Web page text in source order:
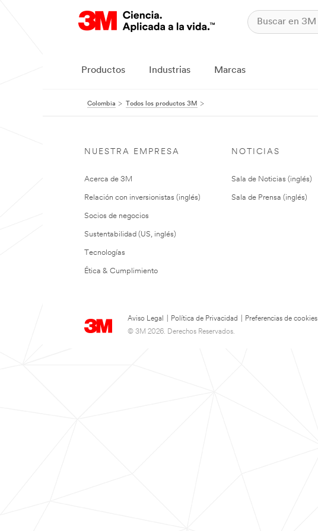
Productos Industrias Marcas
Colombia Todos los productos 3M
NUESTRA EMPRESA
Acerca de 3M
Relación con inversionistas (inglés)
Socios de negocios
Sustentabilidad (US, inglés)
Tecnologías
Ética & Cumplimiento
NOTICIAS
Sala de Noticias (inglés)
Sala de Prensa (inglés)
Aviso Legal Política de Privacidad
Preferencias de cookies
© 3M 2026. Derechos Reservados.